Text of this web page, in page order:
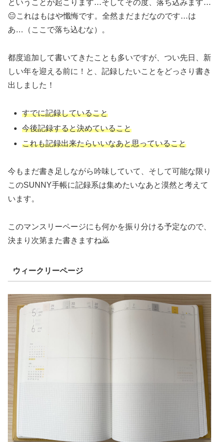
ということが起こります…そしてその度、落ち込みます…
😐これはもはや懺悔です。全然まだまだなのです…は
あ…（ここで落ち込むな）。
都度追加して書いてきたことも多いですが、つい先日、新
しい年を迎える前に！と、記録したいことをどっさり書き
出しました！
すでに記録していること
今後記録すると決めていること
これも記録出来たらいいなあと思っていること
今もまだ書き足しながら吟味していて、そして可能な限り
このSUNNY手帳に記録系は集めたいなあと漠然と考えて
います。
このマンスリーページにも何かを振り分ける予定なので、
決まり次第また書きますね🙇
ウィークリーページ